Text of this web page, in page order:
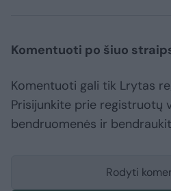
Komentuoti po šiuo
Komentuoti gali tik Lrytas
Prisijunkite prie registruotų
bendruomenės ir
Rodyti